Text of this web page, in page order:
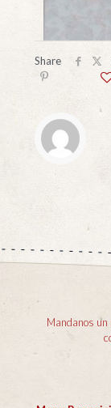
Share
Mandanos un